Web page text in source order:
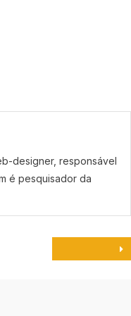
designer, responsável
é pesquisador da